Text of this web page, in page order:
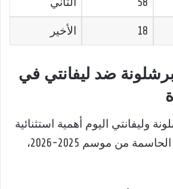
18 الأخير
برشلونة ضد ليفانتي في
وليفانتي اليوم أهمية استثنائية
في سياق الجولات الحاسمة من موسم 2025-2026،